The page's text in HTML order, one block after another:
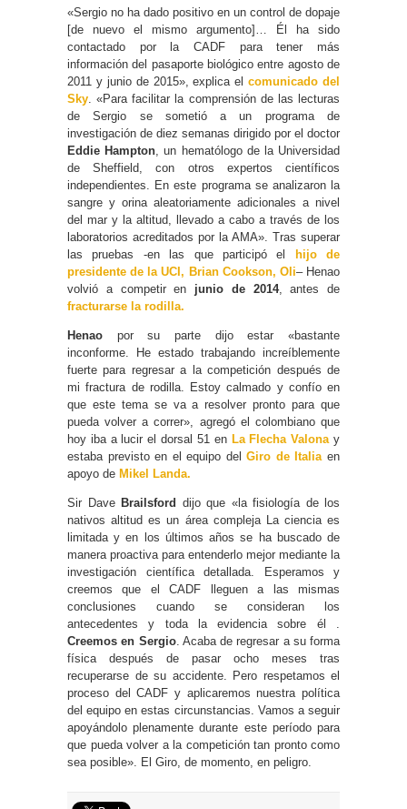
«Sergio no ha dado positivo en un control de dopaje
[de nuevo el mismo argumento]… Él ha sido
contactado por la CADF para tener más
información del pasaporte biológico entre agosto de
2011 y junio de 2015», explica elcomunicado del
Sky. «Para facilitar la comprensión de las lecturas
de Sergio se sometió a un programa de
investigación de diez semanas dirigido por el doctor
Eddie Hampton, un hematólogo de la Universidad
de Sheffield, con otros expertos científicos
independientes. En este programa se analizaron la
sangre y orina aleatoriamente adicionales a nivel
del mar y la altitud, llevado a cabo a través de los
laboratorios acreditados por la AMA». Tras superar
las pruebas -en las que participó el
hijo de
presidente de la UCI, Brian Cookson, Oli– Henao
volvió a competir en junio de 2014, antes de
fracturarse la rodilla.
Henao por su parte dijo estar «bastante
inconforme. He estado trabajando increíblemente
fuerte para regresar a la competición después de
mi fractura de rodilla. Estoy calmado y confío en
que este tema se va a resolver pronto para que
pueda volver a correr», agregó el colombiano que
hoy iba a lucir el dorsal 51 en La Flecha Valonay
estaba previsto en el equipo delGiro de Italiaen
apoyo de Mikel Landa.
Sir Dave Brailsford dijo que «la fisiología de los
nativos altitud es un área compleja La ciencia es
limitada y en los últimos años se ha buscado de
manera proactiva para entenderlo mejor mediante la
investigación científica detallada. Esperamos y
creemos que el CADF lleguen a las mismas
conclusiones cuando se consideran los
antecedentes y toda la evidencia sobre él .
Creemos en Sergio. Acaba de regresar a su forma
física después de pasar ocho meses tras
recuperarse de su accidente. Pero respetamos el
proceso del CADF y aplicaremos nuestra política
del equipo en estas circunstancias. Vamos a seguir
apoyándolo plenamente durante este período para
que pueda volver a la competición tan pronto como
sea posible». El Giro, de momento, en peligro.